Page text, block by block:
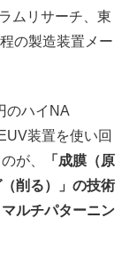
ムリサーチ、東
の製造装置メー
のハイNA
装置を使い回
が、
「成膜（原
削る）」の技術
ルチパターニン